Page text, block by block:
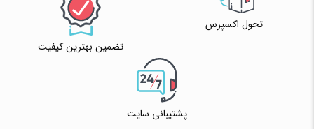
تحول اکسپرس
تضمین بهترین کیفیت
پشتیبانی سایت